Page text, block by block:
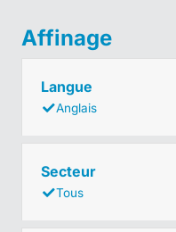
Affinage
Langue
Anglais
Secteur
Tous